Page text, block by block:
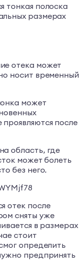
тонкая полоска
размерах
отека может
носит временный
может
после
область, где
может болеть
без него.
отек после
сняты уже
в размерах
стоит
определить
предпринять